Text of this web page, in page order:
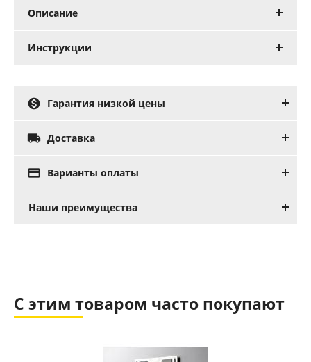
Описание
Инструкции
 Гарантия низкой цены
 Доставка
 Варианты оплаты
Наши преимущества
С этим товаром часто покупают